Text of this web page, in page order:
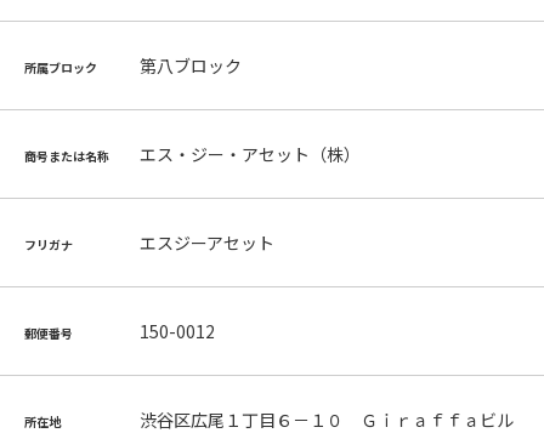
所属ブロック 第八ブロック
商号または名称 エス・ジー・アセット（株）
フリガナ エスジーアセット
郵便番号 150-0012
所在地
渋谷区広尾１丁目６－１０ Ｇｉｒａｆｆａビル